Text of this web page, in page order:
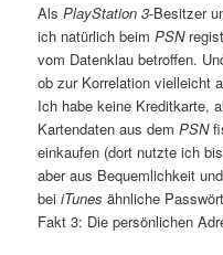
AlsPlayStation 3-Besitzer
ich natürlich beimPSN
vom Datenklau betroffen.
ob zur Korrelation vielleicht
Ich habe keine Kreditkarte,
Kartendaten aus demPSN
einkaufen (dort nutzte ich
aber aus Bequemlichkeit
beiiTunes ähnliche
Fakt 3: Die persönlichen